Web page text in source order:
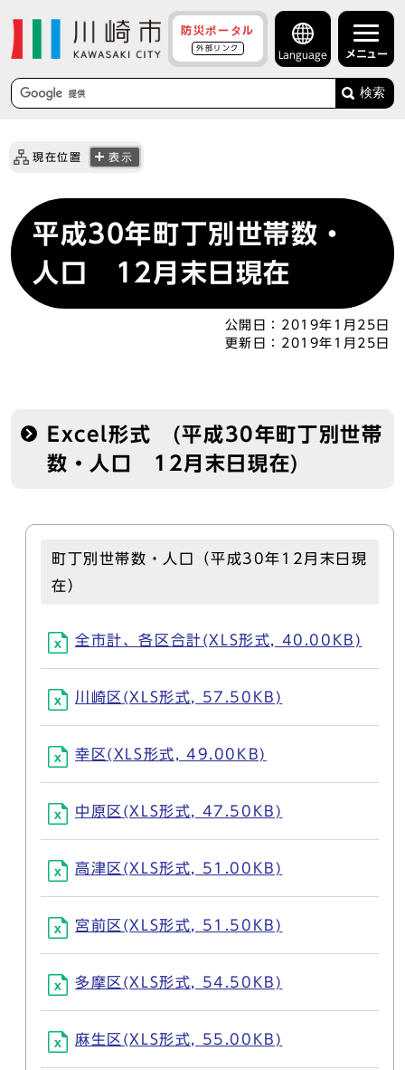
防災ポータル
外部リンク
Language メニュー
検索
現在位置 表示
平成30年町丁別世帯数・
人口 12月末日現在
公開日： 2019年1月25日
更新日： 2019年1月25日
Excel形式 (平成30年町丁別世帯
数・人口 12月末日現在)
町丁別世帯数・人口（平成30年12月末日現
在）
全市計、各区合計(XLS形式, 40.00KB)
川崎区(XLS形式, 57.50KB)
幸区(XLS形式, 49.00KB)
中原区(XLS形式, 47.50KB)
高津区(XLS形式, 51.00KB)
宮前区(XLS形式, 51.50KB)
多摩区(XLS形式, 54.50KB)
麻生区(XLS形式, 55.00KB)